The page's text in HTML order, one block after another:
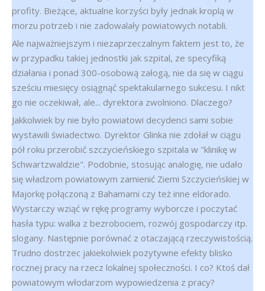
profity. Bieżące, aktualne korzyści były jednak kroplą w
morzu potrzeb i nie zadowalały powiatowych notabli.
Ale najważniejszym i niezaprzeczalnym faktem jest to, że
w przypadku takiej jednostki jak szpital, ze specyfiką
działania i ponad 300-osobową załogą, nie da się w ciągu
sześciu miesięcy osiągnąć spektakularnego sukcesu. I nikt
go nie oczekiwał, ale... dyrektora zwolniono. Dlaczego?
Jakkolwiek by nie było powiatowi decydenci sami sobie
wystawili świadectwo. Dyrektor Glinka nie zdołał w ciągu
pół roku przerobić szczycieńskiego szpitala w "klinikę w
Schwartzwaldzie". Podobnie, stosując analogię, nie udało
się władzom powiatowym zamienić Ziemi Szczycieńskiej w
Majorkę połączoną z Bahamami czy też inne eldorado.
Wystarczy wziąć w rękę programy wyborcze i poczytać
hasła typu: walka z bezrobociem, rozwój gospodarczy itp.
slogany. Następnie porównać z otaczającą rzeczywistością.
Trudno dostrzec jakiekolwiek pozytywne efekty blisko
rocznej pracy na rzecz lokalnej społeczności. I co? Ktoś dał
powiatowym włodarzom wypowiedzenia z pracy?